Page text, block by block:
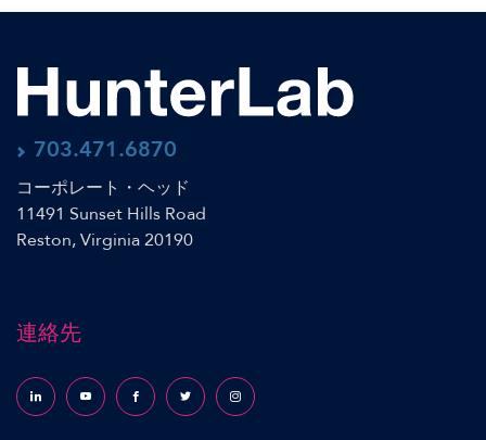
703.471.6870
コーポレート・ヘッド
11491 Sunset Hills Road
Reston, Virginia 20190
連絡先
Follow us on LinkedInFollow us on YouTubeFollow us on Facebook
Follow us on X (formerly Twitter)
Follow us on Instagram